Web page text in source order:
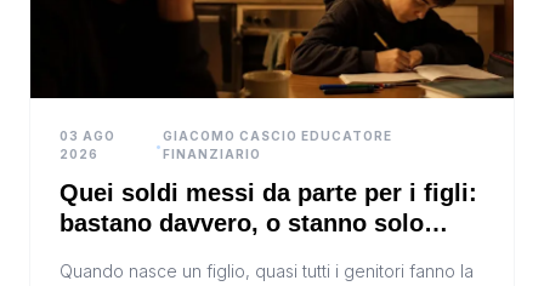
03 AGO
2026
•
GIACOMO CASCIO EDUCATORE
FINANZIARIO
Quei soldi messi da parte per i figli:
bastano davvero, o stanno solo
Quando nasce un figlio, quasi tutti i genitori fanno la